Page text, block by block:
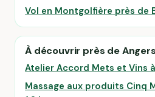
Vol en Montgolfière près de
À découvrir près de Angers
Atelier Accord Mets et Vins à
Massage aux produits Cinq